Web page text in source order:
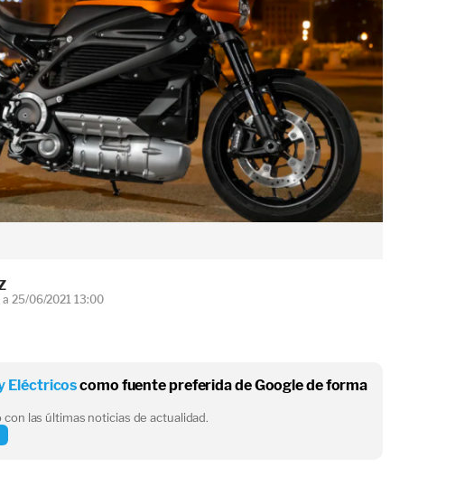
25/06/2021 13:00
Eléctricoscomo fuente preferida de Google de forma
las últimas noticias de actualidad.